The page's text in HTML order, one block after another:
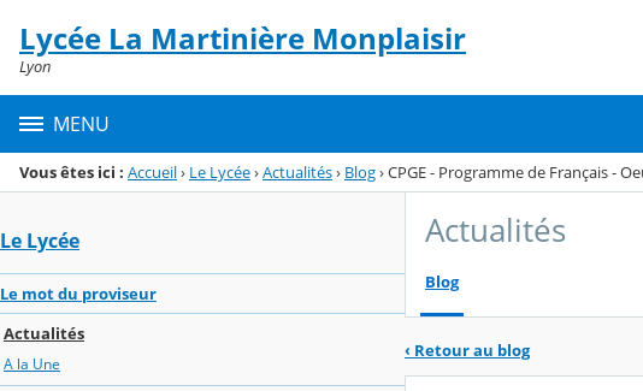
Menu de la rubrique
Contenu
Lycée La Martinière Monplaisir
Lyon
MENU
Vous êtes ici : Accueil› Le Lycée›Actualités› Blog›CPGE - Programme de Français -
Le Lycée
Le mot du proviseur
Actualités
A la Une
Actualités
Blog
‹ Retour au blog